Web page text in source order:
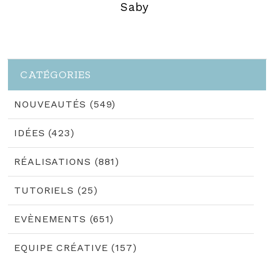
Saby
CATÉGORIES
NOUVEAUTÉS (549)
IDÉES (423)
RÉALISATIONS (881)
TUTORIELS (25)
EVÈNEMENTS (651)
EQUIPE CRÉATIVE (157)